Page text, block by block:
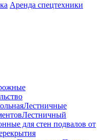
Аренда спецтехники
Лестничные
Лестничный
для стен подвалов от